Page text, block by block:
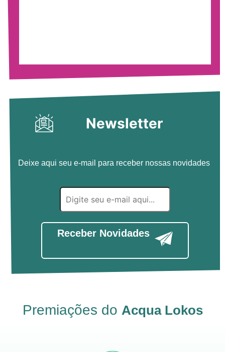
Newsletter
Deixe aqui seu e-mail para receber nossas novidades
Receber Novidades
Premiações do Acqua Lokos